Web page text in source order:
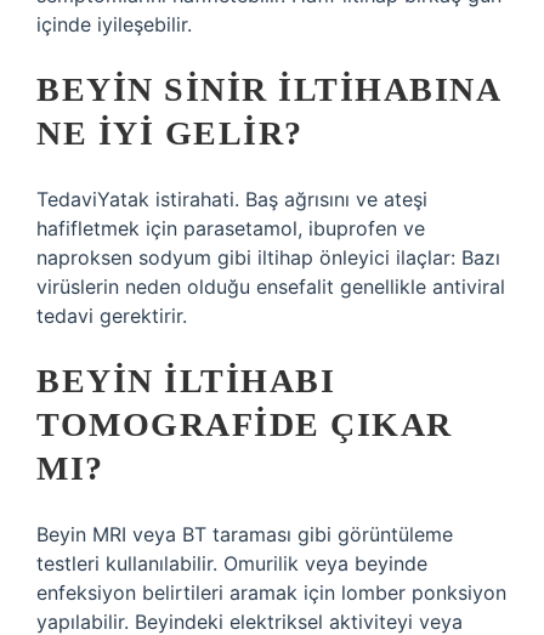
içinde iyileşebilir.
BEYIN SINIR ILTIHABINA
NE IYI GELIR?
TedaviYatak istirahati. Baş ağrısını ve ateşi
hafifletmek için parasetamol, ibuprofen ve
naproksen sodyum gibi iltihap önleyici ilaçlar: Bazı
virüslerin neden olduğu ensefalit genellikle antiviral
tedavi gerektirir.
BEYIN ILTIHABI
TOMOGRAFIDE ÇIKAR
MI?
Beyin MRI veya BT taraması gibi görüntüleme
testleri kullanılabilir. Omurilik veya beyinde
enfeksiyon belirtileri aramak için lomber ponksiyon
yapılabilir. Beyindeki elektriksel aktiviteyi veya